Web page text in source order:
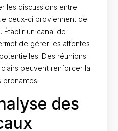
les discussions entre
ceux-ci proviennent de
Établir un canal de
de gérer les attentes
Des réunions
peuvent renforcer la
prenantes.
des